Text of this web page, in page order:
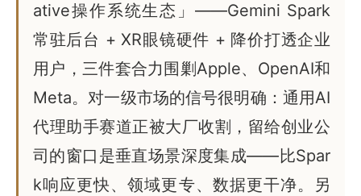
ative操作系统生态」——Gemini Spark
常驻后台 + XR眼镜硬件 + 降价打透企业
用户，三件套合力围剿Apple、OpenAI和
Meta。对一级市场的信号很明确：通用AI
代理助手赛道正被大厂收割，留给创业公
司的窗口是垂直场景深度集成——比Spar
k响应更快、领域更专、数据更干净。另